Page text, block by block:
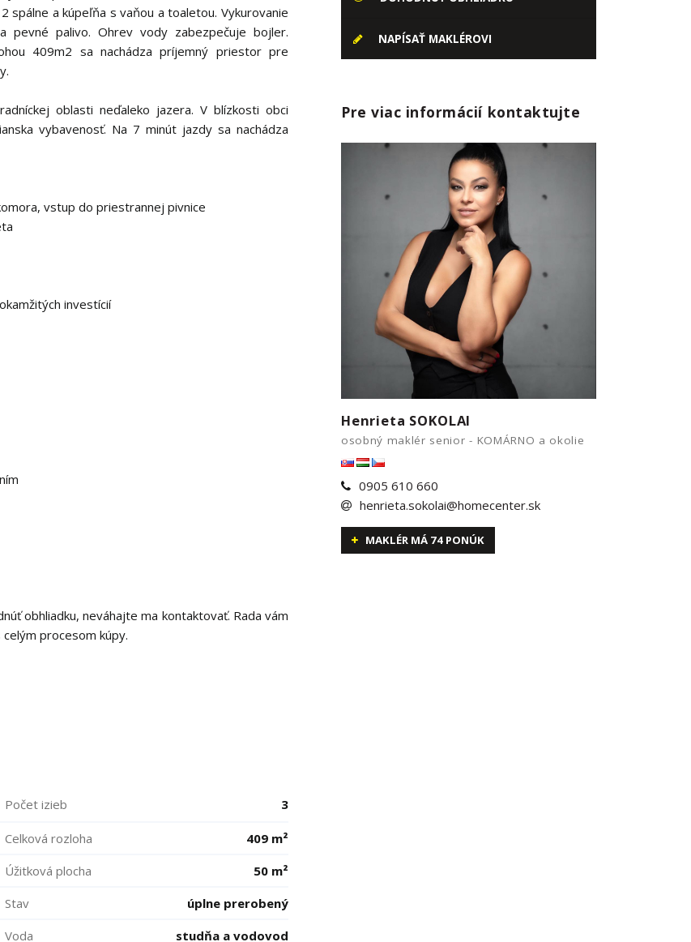
spálne a kúpeľňa s vaňou a toaletou. Vykurovanie
pevné palivo. Ohrev vody zabezpečuje bojler.
409m2 sa nachádza príjemný priestor pre
oblasti neďaleko jazera. V blízkosti obci
vybavenosť. Na 7 minút jazdy sa nachádza
vstup do priestrannej pivnice
investícií
obhliadku, neváhajte ma kontaktovať. Rada vám
procesom kúpy.
Počet izieb 3
Celková rozloha
409 m²
Úžitková plocha
50 m²
Stav
úplne prerobený
Voda
studňa a vodovod
NAPÍSAŤ MAKLÉROVI
Pre viac informácií kontaktujte
Henrieta SOKOLAI
osobný maklér senior - KOMÁRNO a okolie
0905 610 660
henrieta.sokolai@homecenter.sk
MAKLÉR MÁ 74 PONÚK